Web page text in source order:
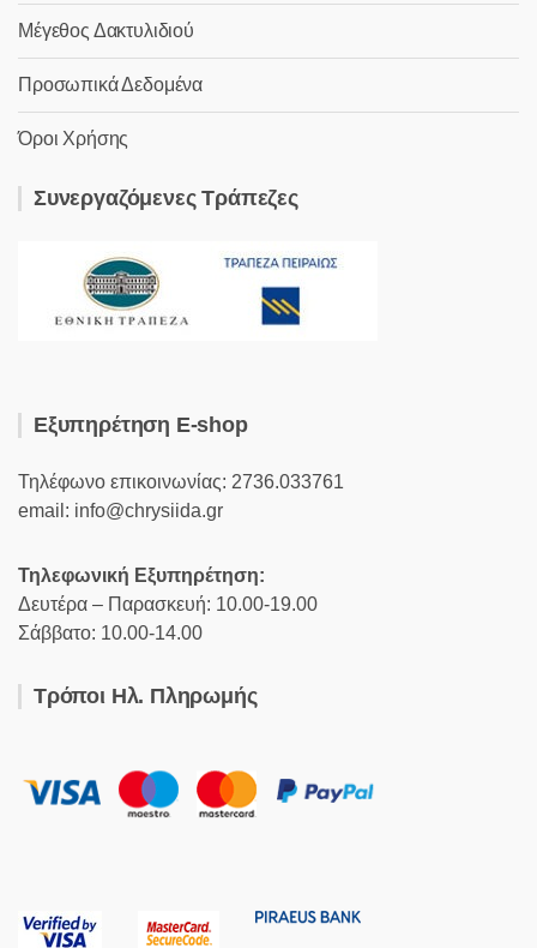
Μέγεθος Δακτυλιδιού
Προσωπικά Δεδομένα
Όροι Χρήσης
Συνεργαζόμενες Τράπεζες
Εξυπηρέτηση E-shop
Τηλέφωνο επικοινωνίας: 2736.033761
email: info@chrysiida.gr
Τηλεφωνική Εξυπηρέτηση:
Δευτέρα – Παρασκευή: 10.00-19.00
Σάββατο: 10.00-14.00
Τρόποι Ηλ. Πληρωμής